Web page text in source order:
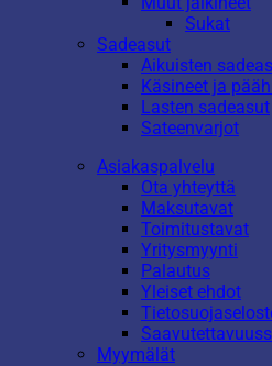
Sukat
Sadeasut
Aikuisten
Käsineet ja
Lasten sadeasut
Sateenvarjot
Asiakaspalvelu
Ota yhteyttä
Maksutavat
Toimitustavat
Yritysmyynti
Palautus
Yleiset ehdot
Myymälät